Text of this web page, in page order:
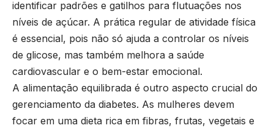
identificar padrões e gatilhos para flutuações nos
níveis de açúcar. A prática regular de atividade física
é essencial, pois não só ajuda a controlar os níveis
de glicose, mas também melhora a saúde
cardiovascular e o bem-estar emocional.
A alimentação equilibrada é outro aspecto crucial do
gerenciamento da diabetes. As mulheres devem
focar em uma dieta rica em fibras, frutas, vegetais e